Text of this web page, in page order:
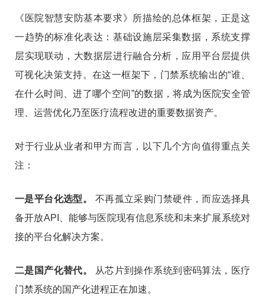
《医院智慧安防基本要求》所描绘的总体框架，正是这
一趋势的标准化表达：基础设施层采集数据，系统支撑
层实现联动，大数据层进行融合分析，应用平台层提供
可视化决策支持。在这一框架下，门禁系统输出的“谁、
在什么时间、进了哪个空间”的数据，将成为医院安全管
理、运营优化乃至医疗流程改进的重要数据资产。
对于行业从业者和甲方而言，以下几个方向值得重点关
注：
一是平台化选型。
不再孤立采购门禁硬件，而应选择具
备开放API、能够与医院现有信息系统和未来扩展系统对
接的平台化解决方案。
二是国产化替代。
从芯片到操作系统到密码算法，医疗
门禁系统的国产化进程正在加速。